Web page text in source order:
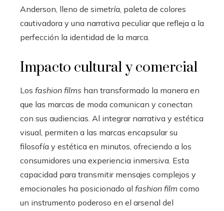
Anderson, lleno de simetría, paleta de colores
cautivadora y una narrativa peculiar que refleja a la
perfección la identidad de la marca.
Impacto cultural y comercial
Los fashion films han transformado la manera en
que las marcas de moda comunican y conectan
con sus audiencias. Al integrar narrativa y estética
visual, permiten a las marcas encapsular su
filosofía y estética en minutos, ofreciendo a los
consumidores una experiencia inmersiva. Esta
capacidad para transmitir mensajes complejos y
emocionales ha posicionado al fashion film como
un instrumento poderoso en el arsenal del